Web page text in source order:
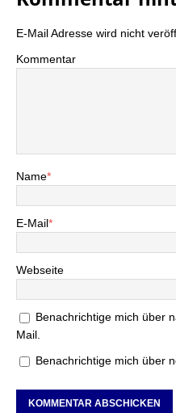
E-Mail Adresse wird nicht
Kommentar
Name*
E-Mail*
Webseite
Benachrichtige mich über
Mail.
Benachrichtige mich über